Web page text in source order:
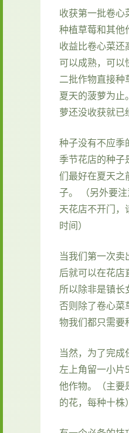
收获第一批卷心
种植草莓和其他
收益比卷心菜还
可以成熟，可以
二批作物直接种
夏天的菠萝为止
萝还没收获就已
种子没有不应季
季节花店的种子
们最好在夏天之
子。 （另外要
天花店不开门，
时间）
当我们第一次卖
后就可以在花店
所以除非是镇长
否则除了卷心菜
物我们都只需要
当然，为了完成
左上角留一小
他作物。（主要
的花，每种十株）